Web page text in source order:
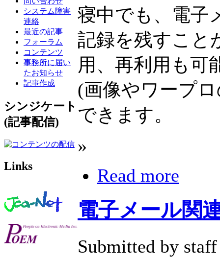
システム障害
連絡
最近の記事
フォーラム
コンテンツ
事務所に届い
たお知らせ
記事作成
シンジケート
(記事配信)
Links
寝中でも、電子
記録を残すこと
用、再利用も可
(画像やワープ
できます。
»
Read more
電子メール関
Submitted by